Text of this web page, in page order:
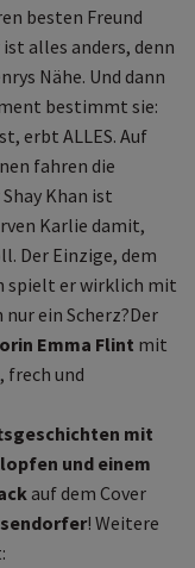
besten Freund
alles anders, denn
Nähe. Und dann
bestimmt sie:
erbt ALLES. Auf
fahren die
Khan ist
Karlie damit,
Der Einzige, dem
spielt er wirklich mit
ein Scherz?Der
Emma Flint mit
frech und
mit
und einem
auf dem Cover
! Weitere